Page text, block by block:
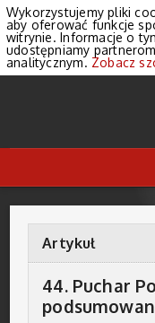
Artykuł
44. Puchar
Wykorzystujemy pliki
aby oferować funkcje
witrynie. Informacje o
udostępniamy
analitycznym. Zobacz